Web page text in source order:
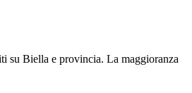
su Biella e provincia. La maggioranza